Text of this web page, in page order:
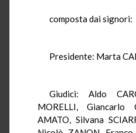
composta dai signori:
Presidente: Marta
Giudici: Aldo
MORELLI, Giancarlo
AMATO, Silvana